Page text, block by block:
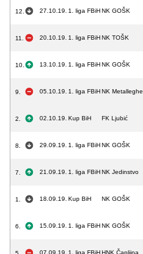
12. 27.10.19. 1. liga FBiHNK GOŠK
11. 20.10.19. 1. liga FBiHNK TOŠK
10. 13.10.19. 1. liga FBiHNK GOŠK
9. 05.10.19. 1. liga FBiHNK Metalleghe
2. 02.10.19. Kup BiH FK Ljubić
8. 29.09.19. 1. liga FBiHNK GOŠK
7. 21.09.19. 1. liga FBiHNK Jedinstvo
1. 18.09.19. Kup BiH NK GOŠK
6. 15.09.19. 1. liga FBiHNK GOŠK
07.09.19. 1. liga FBiHHNK Čapljina